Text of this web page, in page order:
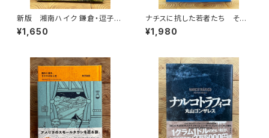
新版 湘南ハイク 鎌倉・逗子・
葉山・横須賀・三浦の山と海歩き
¥1,650
ナチスに抗した若者たち その
生き方を問う
¥1,980